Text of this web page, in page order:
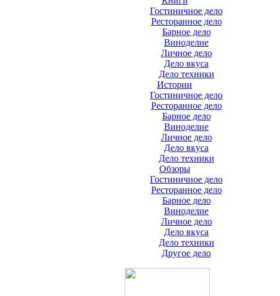
Гостиничное дело
Ресторанное дело
Барное дело
Виноделие
Личное дело
Дело вкуса
Дело техники
Истории
Гостиничное дело
Ресторанное дело
Барное дело
Виноделие
Личное дело
Дело вкуса
Дело техники
Обзоры
Гостиничное дело
Ресторанное дело
Барное дело
Виноделие
Личное дело
Дело вкуса
Дело техники
Другое дело